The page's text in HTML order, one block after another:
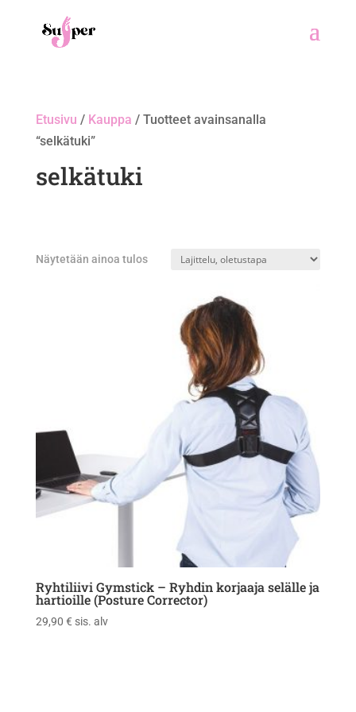
Etusivu / Kauppa / Tuotteet avainsanalla
“selkätuki”
selkätuki
Näytetään ainoa tulos
Ryhtiliivi Gymstick – Ryhdin korjaaja selälle ja
hartioille (Posture Corrector)
29,90 € sis. alv